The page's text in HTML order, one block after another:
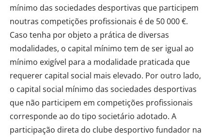
mínimo das sociedades desportivas que participem
noutras competições profissionais é de 50 000 €.
Caso tenha por objeto a prática de diversas
modalidades, o capital mínimo tem de ser igual ao
mínimo exigível para a modalidade praticada que
requerer capital social mais elevado. Por outro lado,
o capital social mínimo das sociedades desportivas
que não participem em competições profissionais
corresponde ao do tipo societário adotado. A
participação direta do clube desportivo fundador na